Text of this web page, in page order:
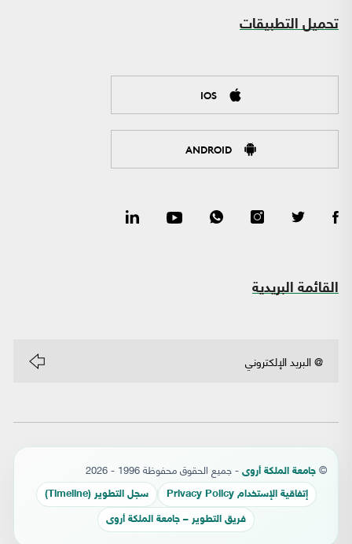
تحميل التطبيقات
IOS
ANDROID
القائمة البريدية
© جامعة الملكة أروى - جميع الحقوق محفوظة 1996 - 2026
إتفاقية الإستخدام Privacy Policy سجل التطوير (Timeline)
فريق التطوير – جامعة الملكة أروى